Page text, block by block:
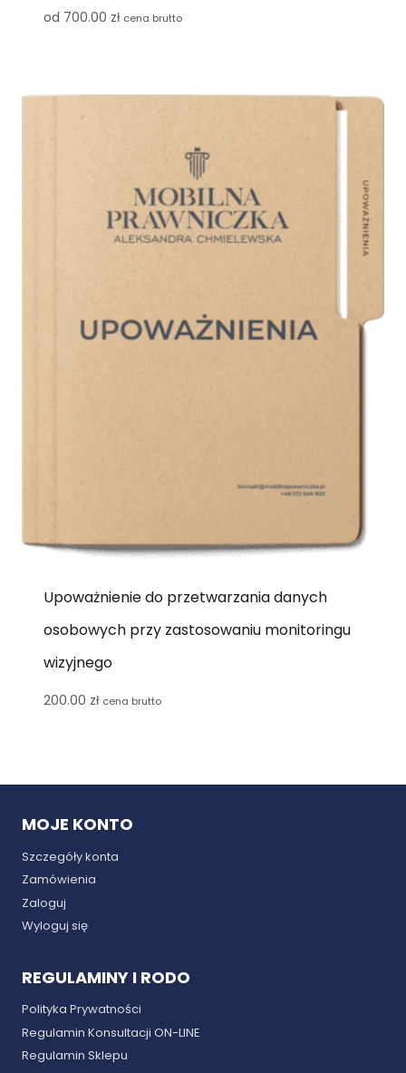
od 700.00 zł cena brutto
Upoważnienie do przetwarzania danych
osobowych przy zastosowaniu monitoringu
wizyjnego
200.00 zł cena brutto
MOJE KONTO
Szczegóły konta
Zamówienia
Zaloguj
Wyloguj się
REGULAMINY I RODO
Polityka Prywatności
Regulamin Konsultacji ON-LINE
Regulamin Sklepu